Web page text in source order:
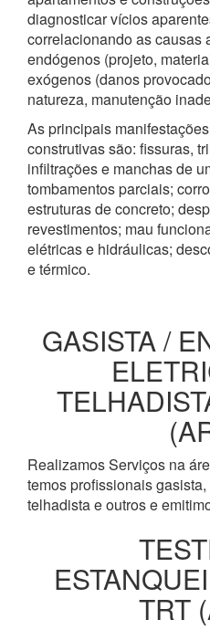
diagnosticar vícios
correlacionando as causas
endógenos (projeto,
exógenos (danos
natureza, manutenção
As principais
construtivas são: fissuras,
infiltrações e manchas de
tombamentos parciais;
estruturas de concreto;
revestimentos; mau
elétricas e hidráulicas;
e térmico.
GASISTA /
Realizamos Serviços na
temos profissionais
telhadista e outros e
TRT